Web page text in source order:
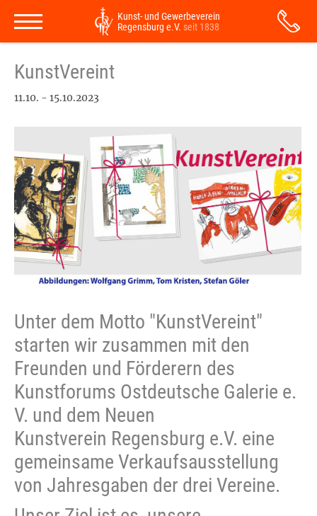
Kunst- und Gewerbeverein
Regensburg e.V. seit 1838
KunstVereint
11.10. - 15.10.2023
Unter dem Motto "KunstVereint"
starten wir zusammen mit den
Freunden und Förderern des
Kunstforums Ostdeutsche Galerie e.
V. und dem Neuen
Kunstverein Regensburg e.V. eine
gemeinsame Verkaufsausstellung
von Jahresgaben der drei Vereine.